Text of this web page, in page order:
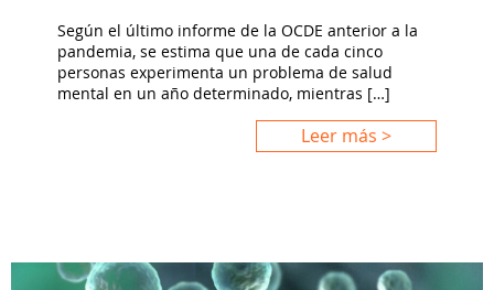
Según el último informe de la OCDE anterior a la
pandemia, se estima que una de cada cinco
personas experimenta un problema de salud
mental en un año determinado, mientras […]
Leer más >